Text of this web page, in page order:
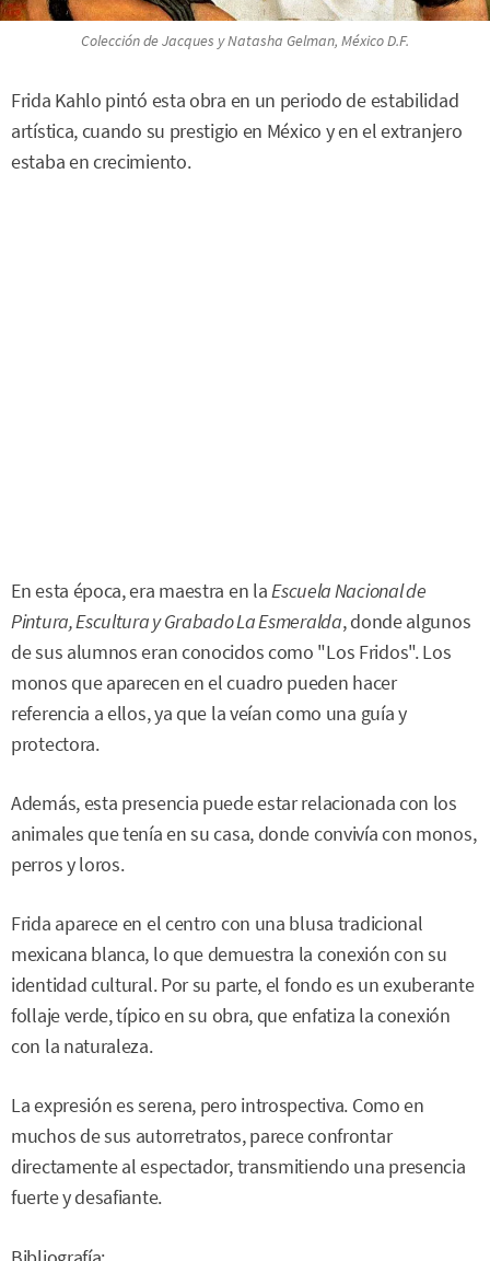
Colección de Jacques y Natasha Gelman, México D.F.
Frida Kahlo pintó esta obra en un periodo de estabilidad
artística, cuando su prestigio en México y en el extranjero
estaba en crecimiento.
En esta época, era maestra en laEscuela Nacional de
Pintura, Escultura y Grabado La Esmeralda, donde algunos
de sus alumnos eran conocidos como "Los Fridos". Los
monos que aparecen en el cuadro pueden hacer
referencia a ellos, ya que la veían como una guía y
protectora.
Además, esta presencia puede estar relacionada con los
animales que tenía en su casa, donde convivía con monos,
perros y loros.
Frida aparece en el centro con una blusa tradicional
mexicana blanca, lo que demuestra la conexión con su
identidad cultural. Por su parte, el fondo es un exuberante
follaje verde, típico en su obra, que enfatiza la conexión
con la naturaleza.
La expresión es serena, pero introspectiva. Como en
muchos de sus autorretratos, parece confrontar
directamente al espectador, transmitiendo una presencia
fuerte y desafiante.